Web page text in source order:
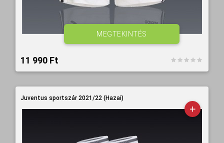
11 990 Ft‎
MEGTEKINTÉS
Juventus sportszár 2021/22 (Hazai)